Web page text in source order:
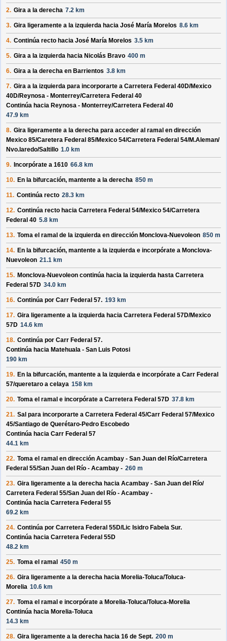
2. Gira a la derecha 7.2 km
3. Gira ligeramente a la izquierda hacia José María Morelos 8.6 km
4. Continúa recto hacia José María Morelos 3.5 km
5. Gira a la izquierda hacia Nicolás Bravo 400 m
6. Gira a la derecha en Barrientos 3.8 km
7. Gira a la izquierda para incorporarte a Carretera Federal 40D/Mexico
40D/Reynosa - Monterrey/Carretera Federal 40
Continúa hacia Reynosa - Monterrey/Carretera Federal 40
47.9 km
8. Gira ligeramente a la derecha para acceder al ramal en dirección
Mexico 85/Caretera Federal 85/Mexico 54/Carretera Federal 54/M.Aleman/
Nvo.laredo/Saltillo 1.0 km
9. Incorpórate a 1610 66.8 km
10. En la bifurcación, mantente a la derecha 850 m
11. Continúa recto 28.3 km
12. Continúa recto hacia Carretera Federal 54/Mexico 54/Carretera
Federal 40 5.8 km
13. Toma el ramal de la izquierda en dirección Monclova-Nuevoleon 850 m
14. En la bifurcación, mantente a la izquierda e incorpórate a Monclova-
Nuevoleon 21.1 km
15. Monclova-Nuevoleon continúa hacia la izquierda hasta Carretera
Federal 57D 34.0 km
16. Continúa por Carr Federal 57. 193 km
17. Gira ligeramente a la izquierda hacia Carretera Federal 57D/Mexico
57D 14.6 km
18. Continúa por Carr Federal 57.
Continúa hacia Matehuala - San Luis Potosi
190 km
19. En la bifurcación, mantente a la izquierda e incorpórate a Carr Federal
57/queretaro a celaya 158 km
20. Toma el ramal e incorpórate a Carretera Federal 57D 37.8 km
21. Sal para incorporarte a Carretera Federal 45/Carr Federal 57/Mexico
45/Santiago de Querétaro-Pedro Escobedo
Continúa hacia Carr Federal 57
44.1 km
22. Toma el ramal en dirección Acambay - San Juan del Río/Carretera
Federal 55/San Juan del Río - Acambay - 260 m
23. Gira ligeramente a la derecha hacia Acambay - San Juan del Río/
Carretera Federal 55/San Juan del Río - Acambay -
Continúa hacia Carretera Federal 55
69.2 km
24. Continúa por Carretera Federal 55D/Lic Isidro Fabela Sur.
Continúa hacia Carretera Federal 55D
48.2 km
25. Toma el ramal 450 m
26. Gira ligeramente a la derecha hacia Morelia-Toluca/Toluca-
Morelia 10.6 km
27. Toma el ramal e incorpórate a Morelia-Toluca/Toluca-Morelia
Continúa hacia Morelia-Toluca
14.3 km
28. Gira ligeramente a la derecha hacia 16 de Sept. 200 m